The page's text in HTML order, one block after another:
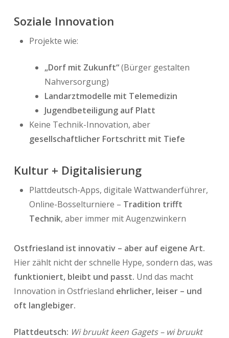
Soziale Innovation
Projekte wie:
„Dorf mit Zukunft“(Bürger gestalten
Nahversorgung)
Landarztmodelle mit Telemedizin
Jugendbeteiligung auf Platt
Keine Technik-Innovation, aber
gesellschaftlicher Fortschritt mit Tiefe
Kultur + Digitalisierung
Plattdeutsch-Apps, digitale Wattwanderführer,
Online-Bosselturniere – Tradition trifft
Technik, aber immer mit Augenzwinkern
Ostfriesland ist innovativ – aber auf eigene Art.
Hier zählt nicht der schnelle Hype, sondern das, was
funktioniert, bleibt und passt. Und das macht
Innovation in Ostfriesland ehrlicher, leiser – und
oft langlebiger.
Plattdeutsch: Wi bruukt keen Gagets – wi bruukt